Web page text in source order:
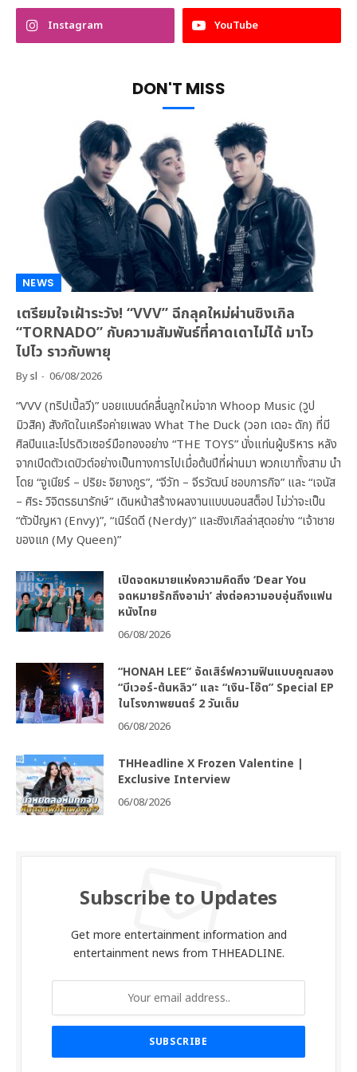
Instagram YouTube
DON'T MISS
NEWS
เตรียมใจเฝ้าระวัง! “VVV” ฉีกลุคใหม่ผ่านซิงเกิล
“TORNADO” กับความสัมพันธ์ที่คาดเดาไม่ได้ มาไว
ไปไว ราวกับพายุ
Bysl 06/08/2026
“VVV (ทริปเปิ้ลวี)” บอยแบนด์คลื่นลูกใหม่จาก Whoop Music (วูป
มิวสิค) สังกัดในเครือค่ายเพลง What The Duck (วอท เดอะ ดัก) ที่มี
ศิลปินและโปรดิวเซอร์มือทองอย่าง “THE TOYS” นั่งแท่นผู้บริหาร หลัง
จากเปิดตัวเดบิวต์อย่างเป็นทางการไปเมื่อต้นปีที่ผ่านมา พวกเขาทั้งสาม นำ
โดย “จูเนียร์ – ปริยะ จิยางกูร”, “จีวัท – จีรวัฒน์ ชอบการกิจ” และ “เจนัส
– ศิระ วิจิตรธนารักษ์” เดินหน้าสร้างผลงานแบบนอนสต็อป ไม่ว่าจะเป็น
“ตัวปัญหา (Envy)”, “เนิร์ดดี (Nerdy)” และซิงเกิลล่าสุดอย่าง “เจ้าชาย
ของแก (My Queen)”
เปิดจดหมายแห่งความคิดถึง ‘Dear You
จดหมายรักถึงอาม่า’ ส่งต่อความอบอุ่นถึงแฟน
หนังไทย
06/08/2026
“HONAH LEE” จัดเสิร์ฟความฟินแบบคูณสอง
“บีเวอร์-ต้นหลิว” และ “เงิน-โอ๊ต” Special EP
ในโรงภาพยนตร์ 2 วันเต็ม
06/08/2026
THHeadline X Frozen Valentine |
Exclusive Interview
06/08/2026
Subscribe to Updates
Get more entertainment information and
entertainment news from THHEADLINE.